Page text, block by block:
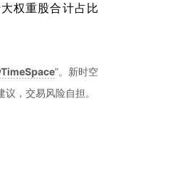
大权重股合计占比
”。新时空
，交易风险自担。